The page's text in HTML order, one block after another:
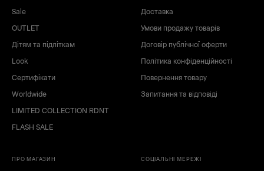
Sale
OUTLET
Дітям та підліткам
Look
Сертифікати
Worldwide
LIMITED COLLECTION RDNT
FLASH SALE
Доставка
Умови продажу товарів
Договір публічної оферти
Політика конфіденційності
Повернення товару
Запитання та відповіді
ПРО МАГАЗИН СОЦІАЛЬНІ МЕРЕЖІ